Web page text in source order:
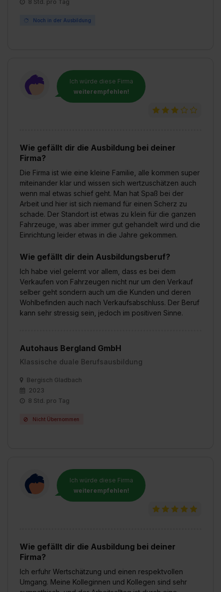
erforderliche personenbezogene Daten an Social Media
Dienste, ggfs. mit Sitz in den USA, übermittelt werden.
erlauben“. Die Einwilligung zur Platzierung von Cookies
der Kategorien „Präferenzen“, „Statistiken“ und „Social
Media und Marketing“ umfasst hierbei die Einwilligung
zur Übermittlung deiner Daten in die USA (Art. 49 Abs. 1
II). Du kannst die von dir erteilte Einwilligung jederzeit mit
Wirkung für die Zukunft ganz oder teilweise über unsere
Datenschutzerklärung unter dem Punkt „Datenschutz-
Einstellungen“ widerrufen. Weitere Informationen zu den
einzelnen Cookies findest du durch Klick auf „Details
zeigen“. Weitere Informationen: Datenschutzerklärung
Impressum
8 Std. pro Tag
Noch in der Ausbildung
Ich würde diese Firma
weiterempfehlen!
Wie gefällt dir die Ausbildung bei deiner
Firma?
Die Firma ist wie eine kleine Familie, alle kommen super
miteinander klar und wissen sich wertzuschätzen auch
wenn mal etwas schief geht. Man hat Spaß bei der
Arbeit und hier ist sich niemand für einen Scherz zu
schade. Der Standort ist etwas zu klein für die ganzen
Fahrzeuge, was aber immer gut gehandelt wird und die
Einrichtung leider etwas in die Jahre gekommen.
Wie gefällt dir dein Ausbildungsberuf?
Ich habe viel gelernt vor allem, dass es bei dem
Verkaufen von Fahrzeugen nicht nur um den Verkauf
selber geht sondern auch um die Kunden und deren
Wohlbefinden auch nach Verkaufsabschluss. Der Beruf
kann sehr stressig sein, jedoch im positiven Sinne.
Autohaus Bergland GmbH
Klassische duale Berufsausbildung
Bergisch Gladbach
2023
8 Std. pro Tag
Nicht Übernommen
Ich würde diese Firma
weiterempfehlen!
Wie gefällt dir die Ausbildung bei deiner
Firma?
Ich erfuhr Wertschätzung und einen respektvollen
Umgang. Meine Kolleginnen und Kollegen sind sehr